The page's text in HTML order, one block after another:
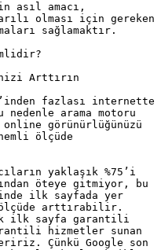
asıl amacı,
olması için gereken
sağlamaktır.
Arttırın
fazlası internette
arama motoru
görünürlüğünüzü
ölçüde
yaklaşık %75’i
öteye gitmiyor, bu
ilk sayfada yer
ölçüde arttırabilir.
ilk sayfa garantili
hizmetler sunan
Çünkü Google son